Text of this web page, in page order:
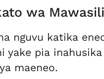
wa
nguvu katika
yake pia
maeneo.